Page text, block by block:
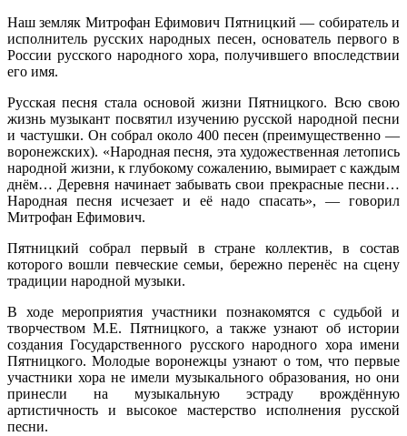
Наш земляк Митрофан Ефимович Пятницкий— собиратель и
исполнитель русских народных песен, основатель первого в
России русского народного хора, получившего впоследствии
его имя.
Русская песня стала основой жизни Пятницкого. Всю свою
жизнь музыкант посвятил изучению русской народной песни
и частушки. Он собрал около 400 песен (преимущественно —
воронежских). «Народная песня, эта художественная летопись
народной жизни, к глубокому сожалению, вымирает с каждым
днём… Деревня начинает забывать свои прекрасные песни…
Народная песня исчезает и её надо спасать»,— говорил
Митрофан Ефимович.
Пятницкий собрал первый в стране коллектив, в состав
которого вошли певческие семьи, бережно перенёс на сцену
традиции народной музыки.
В ходе мероприятия участники познакомятся с судьбой и
творчеством М.Е. Пятницкого, а также узнают об истории
создания Государственного русского народного хора имени
Пятницкого. Молодые воронежцы узнают о том, что первые
участники хора не имели музыкального образования, но они
принесли на музыкальную эстраду врождённую
артистичность и высокое мастерство исполнения русской
песни.